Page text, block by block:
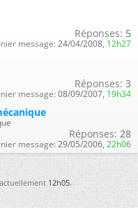
Réponses: 5
message: 24/04/2008, 12h27
Réponses: 3
message: 08/09/2007, 19h34
Réponses: 28
message: 29/05/2006, 22h06
12h05.